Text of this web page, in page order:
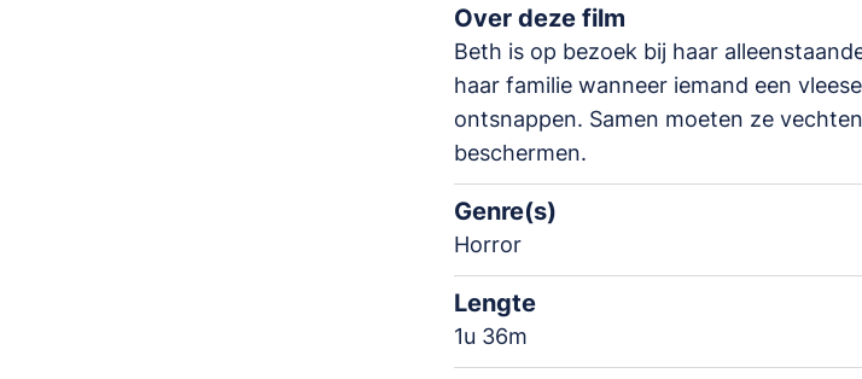
Over deze film
Beth is op bezoek bij haar
haar familie wanneer iemand een
ontsnappen. Samen moeten ze
beschermen.
Genre(s)
Horror
Lengte
1u 36m